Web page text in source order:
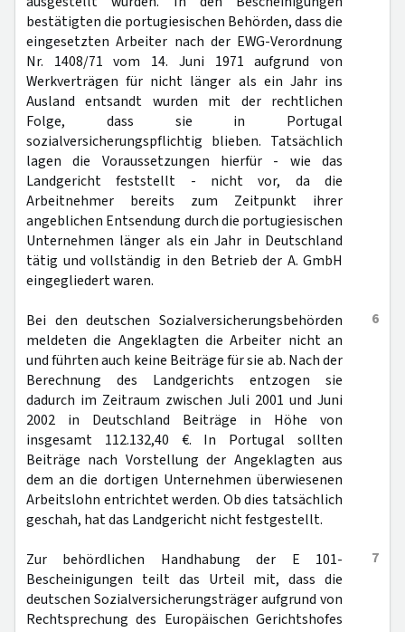
bestätigten die portugiesischen Behörden, dass die
eingesetzten Arbeiter nach der EWG-Verordnung
Nr. 1408/71 vom 14. Juni 1971 aufgrund von
Werkverträgen für nicht länger als ein Jahr ins
Ausland entsandt wurden mit der rechtlichen
Folge, dass sie in Portugal
sozialversicherungspflichtig blieben. Tatsächlich
lagen die Voraussetzungen hierfür - wie das
Landgericht feststellt - nicht vor, da die
Arbeitnehmer bereits zum Zeitpunkt ihrer
angeblichen Entsendung durch die portugiesischen
Unternehmen länger als ein Jahr in Deutschland
tätig und vollständig in den Betrieb der A. GmbH
eingegliedert waren.
6
Bei den deutschen Sozialversicherungsbehörden
meldeten die Angeklagten die Arbeiter nicht an
und führten auch keine Beiträge für sie ab. Nach der
Berechnung des Landgerichts entzogen sie
dadurch im Zeitraum zwischen Juli 2001 und Juni
2002 in Deutschland Beiträge in Höhe von
insgesamt 112.132,40 €. In Portugal sollten
Beiträge nach Vorstellung der Angeklagten aus
dem an die dortigen Unternehmen überwiesenen
Arbeitslohn entrichtet werden. Ob dies tatsächlich
geschah, hat das Landgericht nicht festgestellt.
7
Zur behördlichen Handhabung der E 101-
Bescheinigungen teilt das Urteil mit, dass die
deutschen Sozialversicherungsträger aufgrund von
Rechtsprechung des Europäischen Gerichtshofes